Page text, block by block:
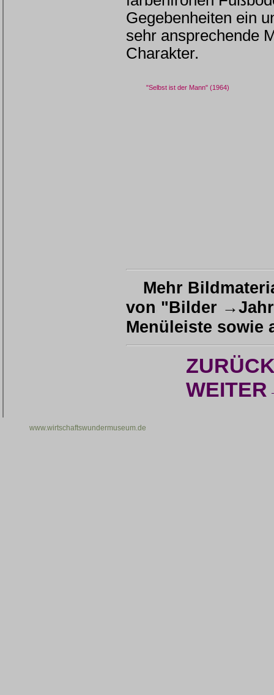
Gegebenheiten ein
sehr ansprechende
Charakter.
"Selbst ist der Mann" (1964)
Mehr
von "Bilder
Menüleiste sowie
www.wirtschaftswundermuseum.de